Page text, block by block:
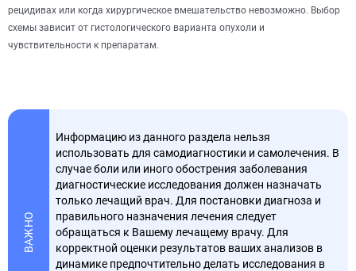
рецидивах или когда хирургическое вмешательство невозможно. Выбор
схемы зависит от гистологического варианта опухоли и
чувствительности к препаратам.
ВАЖНО
Информацию из данного раздела нельзя
использовать для самодиагностики и самолечения. В
случае боли или иного обострения заболевания
диагностические исследования должен назначать
только лечащий врач. Для постановки диагноза и
правильного назначения лечения следует
обращаться к Вашему лечащему врачу. Для
корректной оценки результатов ваших анализов в
динамике предпочтительно делать исследования в